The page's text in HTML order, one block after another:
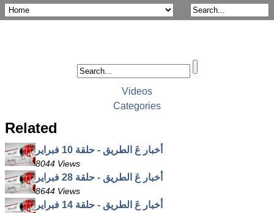
Videos
Categories
Related
أخبار عَ الطريق - حلقة 10 فبراير
8044 Views
أخبار عَ الطريق - حلقة 28 فبراير
8644 Views
أخبار عَ الطريق - حلقة 14 فبراير